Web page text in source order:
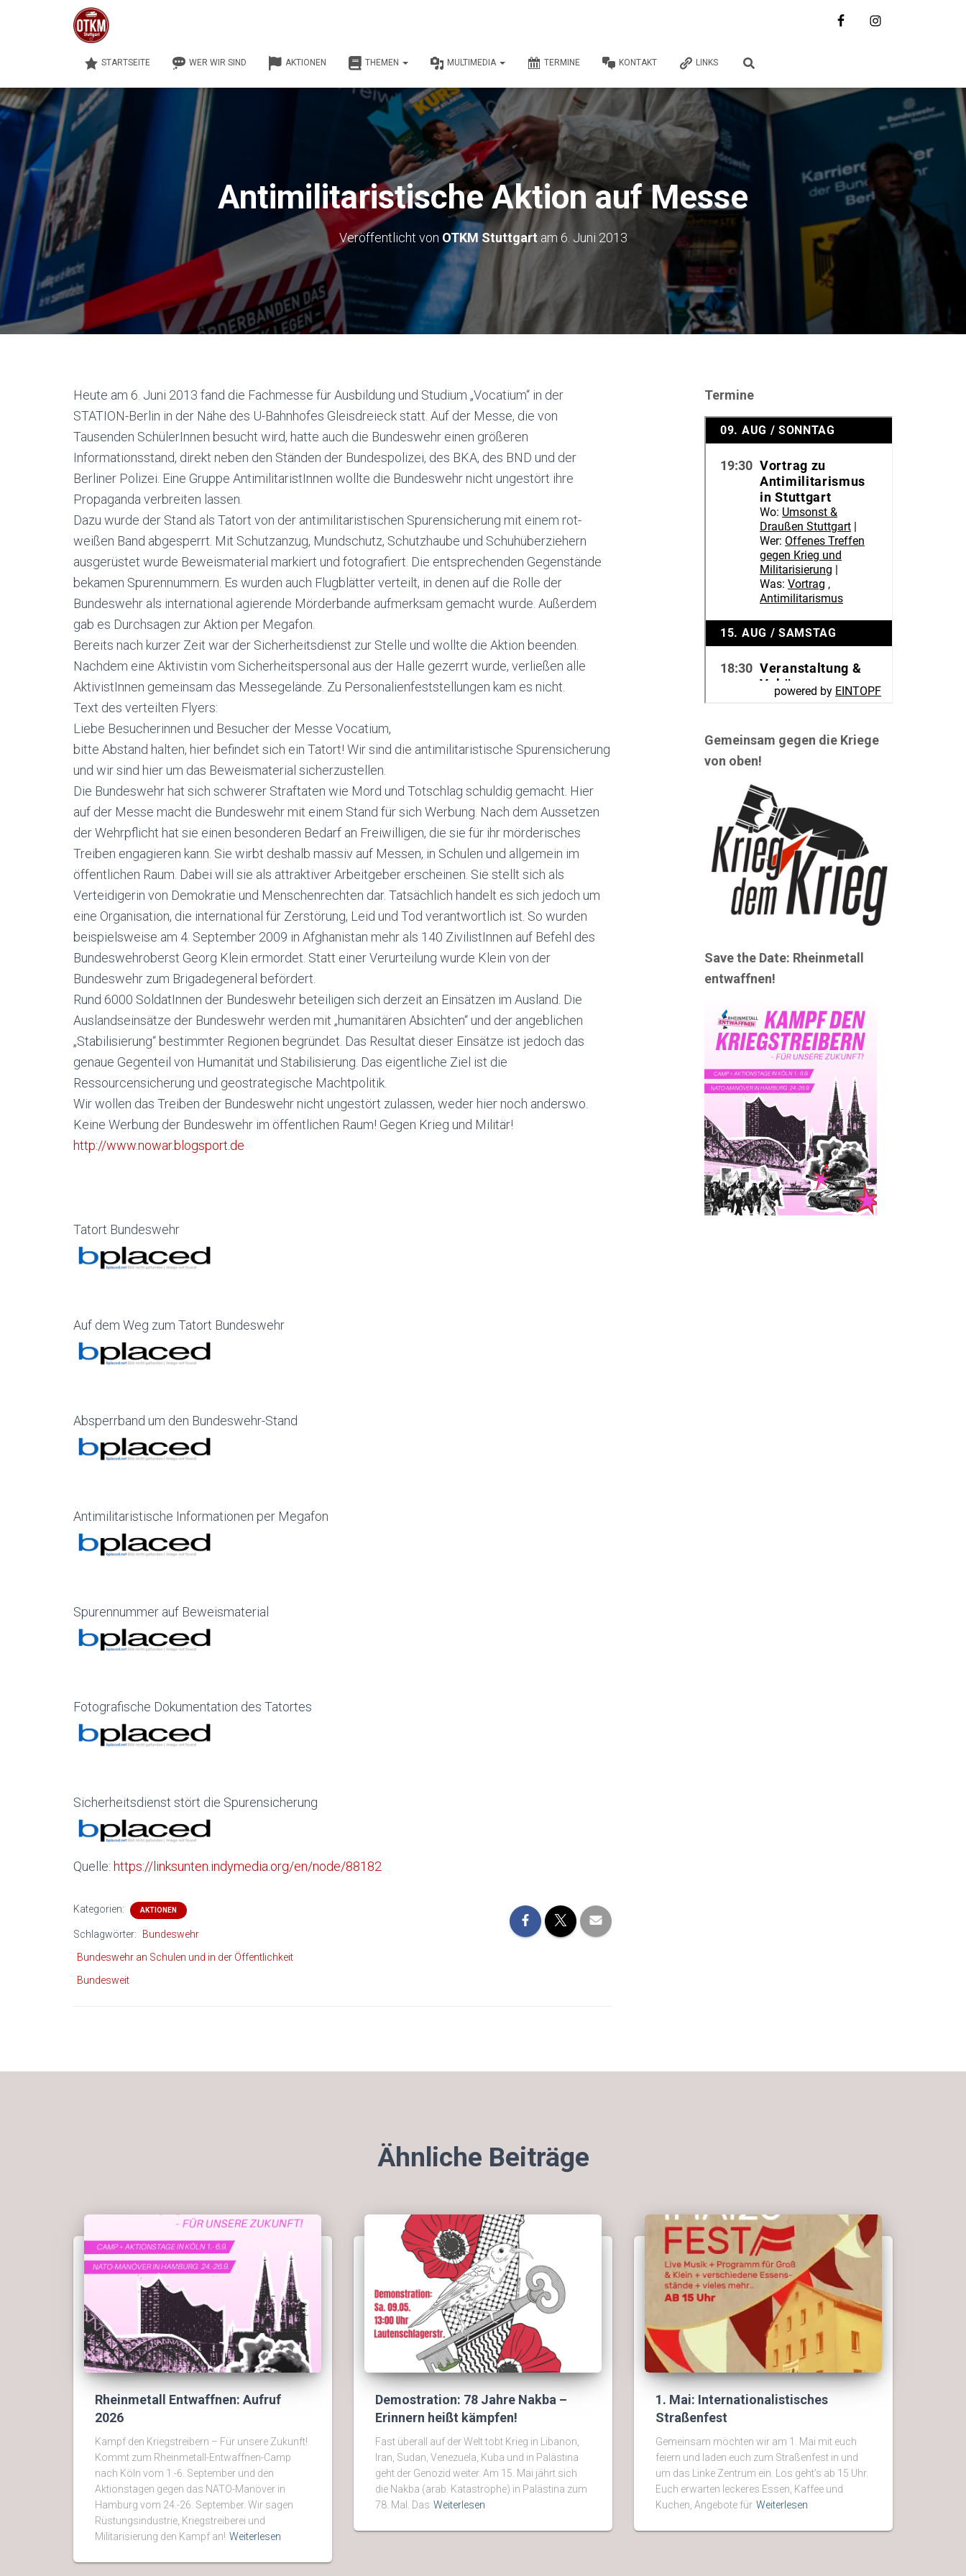
STARTSEITE WER WIR SIND AKTIONEN THEMEN MULTIMEDIA TERMINE KONTAKT LINKS
Antimilitaristische Aktion auf Messe
Veröffentlicht von OTKM Stuttgartam 6. Juni 2013
Heute am 6. Juni 2013 fand die Fachmesse für Ausbildung und Studium „Vocatium“ in der
STATION-Berlin in der Nähe des U-Bahnhofes Gleisdreieck statt. Auf der Messe, die von
Tausenden SchülerInnen besucht wird, hatte auch die Bundeswehr einen größeren
Informationsstand, direkt neben den Ständen der Bundespolizei, des BKA, des BND und der
Berliner Polizei. Eine Gruppe AntimilitaristInnen wollte die Bundeswehr nicht ungestört ihre
Propaganda verbreiten lassen.
Dazu wurde der Stand als Tatort von der antimilitaristischen Spurensicherung mit einem rot-
weißen Band abgesperrt. Mit Schutzanzug, Mundschutz, Schutzhaube und Schuhüberziehern
ausgerüstet wurde Beweismaterial markiert und fotografiert. Die entsprechenden Gegenstände
bekamen Spurennummern. Es wurden auch Flugblätter verteilt, in denen auf die Rolle der
Bundeswehr als international agierende Mörderbande aufmerksam gemacht wurde. Außerdem
gab es Durchsagen zur Aktion per Megafon.
Bereits nach kurzer Zeit war der Sicherheitsdienst zur Stelle und wollte die Aktion beenden.
Nachdem eine Aktivistin vom Sicherheitspersonal aus der Halle gezerrt wurde, verließen alle
AktivistInnen gemeinsam das Messegelände. Zu Personalienfeststellungen kam es nicht.
Text des verteilten Flyers:
Liebe Besucherinnen und Besucher der Messe Vocatium,
bitte Abstand halten, hier befindet sich ein Tatort! Wir sind die antimilitaristische Spurensicherung
und wir sind hier um das Beweismaterial sicherzustellen.
Die Bundeswehr hat sich schwerer Straftaten wie Mord und Totschlag schuldig gemacht. Hier
auf der Messe macht die Bundeswehr mit einem Stand für sich Werbung. Nach dem Aussetzen
der Wehrpflicht hat sie einen besonderen Bedarf an Freiwilligen, die sie für ihr mörderisches
Treiben engagieren kann. Sie wirbt deshalb massiv auf Messen, in Schulen und allgemein im
öffentlichen Raum. Dabei will sie als attraktiver Arbeitgeber erscheinen. Sie stellt sich als
Verteidigerin von Demokratie und Menschenrechten dar. Tatsächlich handelt es sich jedoch um
eine Organisation, die international für Zerstörung, Leid und Tod verantwortlich ist. So wurden
beispielsweise am 4. September 2009 in Afghanistan mehr als 140 ZivilistInnen auf Befehl des
Bundeswehroberst Georg Klein ermordet. Statt einer Verurteilung wurde Klein von der
Bundeswehr zum Brigadegeneral befördert.
Rund 6000 SoldatInnen der Bundeswehr beteiligen sich derzeit an Einsätzen im Ausland. Die
Auslandseinsätze der Bundeswehr werden mit „humanitären Absichten“ und der angeblichen
„Stabilisierung“ bestimmter Regionen begründet. Das Resultat dieser Einsätze ist jedoch das
genaue Gegenteil von Humanität und Stabilisierung. Das eigentliche Ziel ist die
Ressourcensicherung und geostrategische Machtpolitik.
Wir wollen das Treiben der Bundeswehr nicht ungestört zulassen, weder hier noch anderswo.
Keine Werbung der Bundeswehr im öffentlichen Raum! Gegen Krieg und Militär!
http://www.nowar.blogsport.de
Tatort Bundeswehr
Auf dem Weg zum Tatort Bundeswehr
Absperrband um den Bundeswehr-Stand
Antimilitaristische Informationen per Megafon
Spurennummer auf Beweismaterial
Fotografische Dokumentation des Tatortes
Sicherheitsdienst stört die Spurensicherung
Quelle: https://linksunten.indymedia.org/en/node/88182
Kategorien: AKTIONEN
Schlagwörter:
Bundeswehr
Bundeswehr an Schulen und in der Öffentlichkeit
Bundesweit
Termine
Gemeinsam gegen die Kriege
von oben!
Save the Date: Rheinmetall
entwaffnen!
Ähnliche Beiträge
Rheinmetall Entwaffnen: Aufruf
2026
Kampf den Kriegstreibern – Für unsere Zukunft!
Kommt zum Rheinmetall-Entwaffnen-Camp
nach Köln vom 1.-6. September und den
Aktionstagen gegen das NATO-Manöver in
Hamburg vom 24.-26. September. Wir sagen
Rüstungsindustrie, Kriegstreiberei und
Militarisierung den Kampf an! Weiterlesen
Demostration: 78 Jahre Nakba –
Erinnern heißt kämpfen!
Fast überall auf der Welt tobt Krieg in Libanon,
Iran, Sudan, Venezuela, Kuba und in Palästina
geht der Genozid weiter. Am 15. Mai jährt sich
die Nakba (arab. Katastrophe) in Palästina zum
78. Mal. Das Weiterlesen
1. Mai: Internationalistisches
Straßenfest
Gemeinsam möchten wir am 1. Mai mit euch
feiern und laden euch zum Straßenfest in und
um das Linke Zentrum ein. Los geht’s ab 15 Uhr.
Euch erwarten leckeres Essen, Kaffee und
Kuchen, Angebote für Weiterlesen